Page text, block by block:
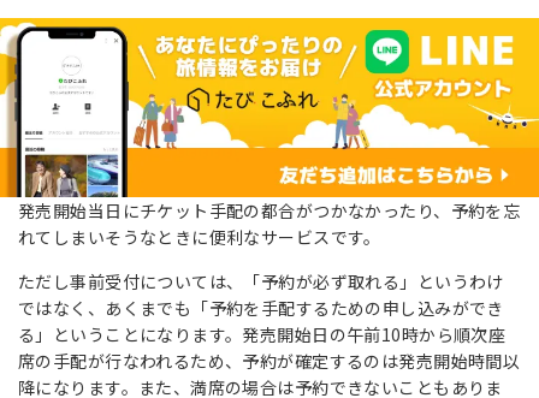
発売開始当日にチケット手配の都合がつかなかったり、予約を忘
れてしまいそうなときに便利なサービスです。
ただし事前受付については、「予約が必ず取れる」というわけ
ではなく、あくまでも「予約を手配するための申し込みができ
る」ということになります。発売開始日の午前10時から順次座
席の手配が行なわれるため、予約が確定するのは発売開始時間以
降になります。また、満席の場合は予約できないこともありま